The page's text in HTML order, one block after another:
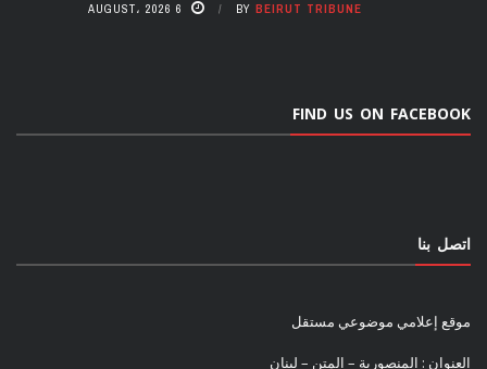
BY BEIRUT TRIBUNE 6 AUGUST، 2026
FIND US ON FACEBOOK
اتصل بنا
موقع إعلامي موضوعي مستقل
العنوان : المنصورية – المتن – لبنان